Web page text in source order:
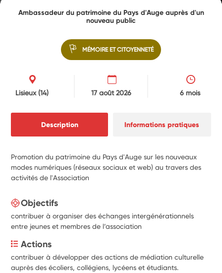
Ambassadeur du patrimoine du Pays d'Auge auprès d'un
nouveau public
MÉMOIRE ET CITOYENNETÉ
Lisieux(14) 17 août 2026 6 mois
Description Informations pratiques
Promotion du patrimoine du Pays d'Auge sur les nouveaux
modes numériques (réseaux sociaux et web) au travers des
activités de l'Association
Objectifs
contribuer à organiser des échanges intergénérationnels
entre jeunes et membres de l’association
Actions
contribuer à développer des actions de médiation culturelle
auprès des écoliers, collégiens, lycéens et étudiants.